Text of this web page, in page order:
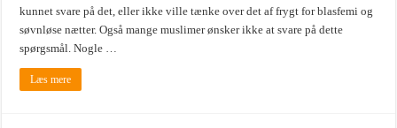
kunnet svare på det, eller ikke ville tænke over det af frygt for blasfemi og
søvnløse nætter. Også mange muslimer ønsker ikke at svare på dette
spørgsmål. Nogle …
Læs mere